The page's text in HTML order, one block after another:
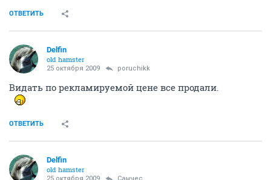
ОТВЕТИТЬ
Delfin
old hamster
25 октября 2009 poruchikk
Видать по рекламируемой цене все продали.
ОТВЕТИТЬ
Delfin
old hamster